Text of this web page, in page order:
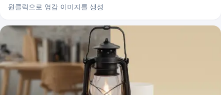
원클릭으로 영감 이미지를 생성